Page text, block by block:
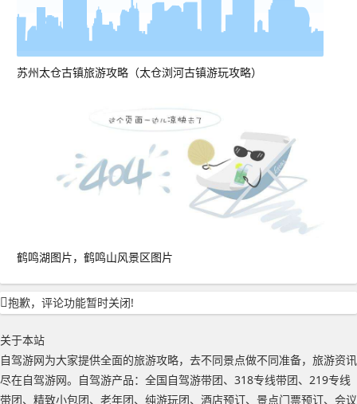
苏州太仓古镇旅游攻略（太仓浏河古镇游玩攻略）
鹤鸣湖图片，鹤鸣山风景区图片
抱歉，评论功能暂时关闭!
关于本站
自驾游网为大家提供全面的旅游攻略，去不同景点做不同准备，旅游资讯
尽在自驾游网。自驾游产品：全国自驾游带团、318专线带团、219专线
带团、精致小包团、老年团、纯游玩团、酒店预订、景点门票预订、会议